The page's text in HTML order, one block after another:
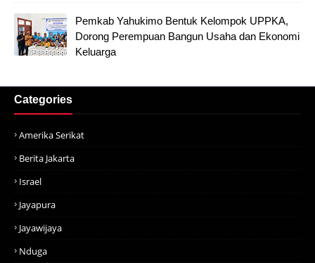
Pemkab Yahukimo Bentuk Kelompok UPPKA,
Dorong Perempuan Bangun Usaha dan Ekonomi
Keluarga
Categories
Amerika Serikat
Berita Jakarta
Israel
Jayapura
Jayawijaya
Nduga